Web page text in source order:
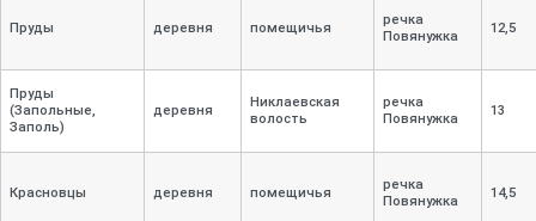
Пруды деревня помещичья
речка
Повянужка
12,5
Пруды
(Запольные,
Заполь)
деревня
Никлаевская
волость
речка
Повянужка
13
Красновцы деревня помещичья
речка
Повянужка
14,5